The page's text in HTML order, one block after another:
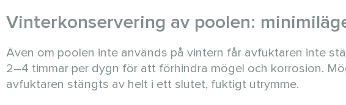
Vinterkonservering av poolen:
Även om poolen inte används på vintern får avfuktaren inte
2–4 timmar per dygn för att förhindra mögel och korrosion.
avfuktaren stängts av helt i ett slutet, fuktigt utrymme.